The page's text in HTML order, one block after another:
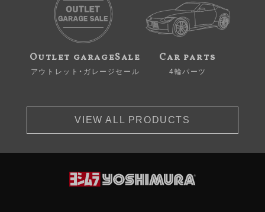
Outlet garageSale
アウトレット・ガレージセール
Car parts
4輪パーツ
VIEW ALL PRODUCTS